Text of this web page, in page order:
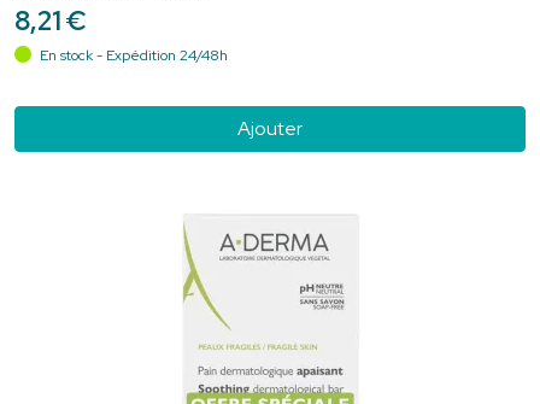
8,21€
En stock - Expédition 24/48h
Ajouter